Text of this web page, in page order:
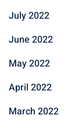
July 2022
June 2022
May 2022
April 2022
March 2022